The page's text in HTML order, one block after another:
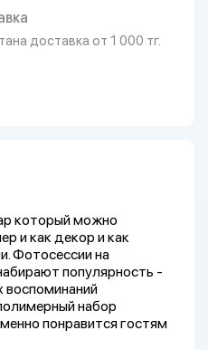
доставка от 1 000 тг.
который можно
и как декор и как
Фотосессии на
популярность -
воспоминаний
набор
понравится гостям